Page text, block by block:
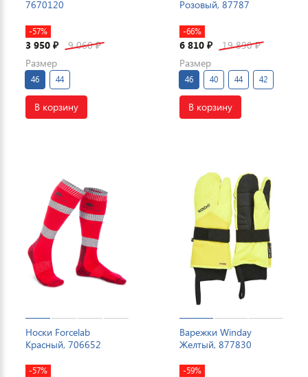
7670120
-57%
3 950 ₽ 9 060₽
Размер
46 44
В корзину
Розовый, 87787
-66%
6 810 ₽ 19 890₽
Размер
46 40 44 42
В корзину
Носки Forcelab
Красный, 706652
-57%
Варежки Winday
Желтый, 877830
-59%